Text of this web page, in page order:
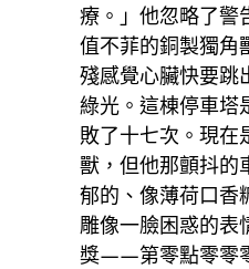
療。」他忽略了警
值不菲的銅製獨角
殘感覺心臟快要跳
綠光。這棟停車塔
敗了十七次。現在
獸，但他那顫抖的
郁的、像薄荷口香
雕像一臉困惑的表
獎——第零點零零